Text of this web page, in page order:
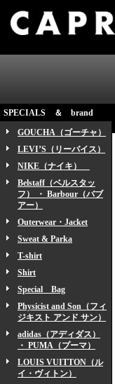
SPECIALS ＆ brand
GOUCHA（ゴーチャ）
LEVI’S（リーバイス）
NIKE（ナイキ）
Belstaff（ベルスタッ
フ） ・ Barbour（バブ
アー）
Outerwear・Jacket
Sweat & Parka
T-shirt
Shirt
Special Bag
Physicist and Son（フィ
ジキスト アンド サン）
adidas（アディダス）
・ PUMA（プーマ）
LOUIS VUITTON（ル
イ・ヴィトン）